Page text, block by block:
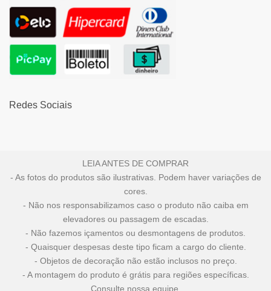
Redes Sociais
LEIA ANTES DE COMPRAR
- As fotos do produtos são ilustrativas. Podem haver variações de
cores.
- Não nos responsabilizamos caso o produto não caiba em
elevadores ou passagem de escadas.
- Não fazemos içamentos ou desmontagens de produtos.
- Quaisquer despesas deste tipo ficam a cargo do cliente.
- Objetos de decoração não estão inclusos no preço.
- A montagem do produto é grátis para regiões específicas.
Consulte nossa equipe.